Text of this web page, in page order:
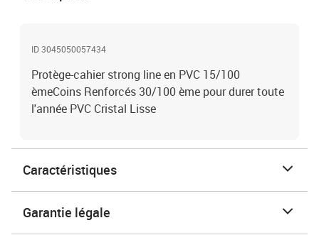
ID 3045050057434
Protège-cahier strong line en PVC 15/100
èmeCoins Renforcés 30/100 ème pour durer toute
l'année PVC Cristal Lisse
Caractéristiques
Garantie légale